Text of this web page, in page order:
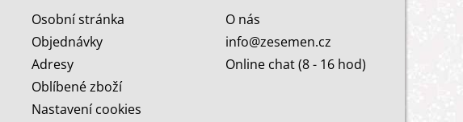
Osobní stránka
Objednávky
Adresy
Oblíbené zboží
Nastavení cookies
O nás
info@zesemen.cz
Online chat (8 - 16 hod)